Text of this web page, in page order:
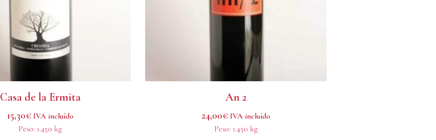
Casa de la Ermita
15,30€ IVA incluído
Peso: 1.450 kg
An 2
24,00€ IVA incluído
Peso: 1.450 kg